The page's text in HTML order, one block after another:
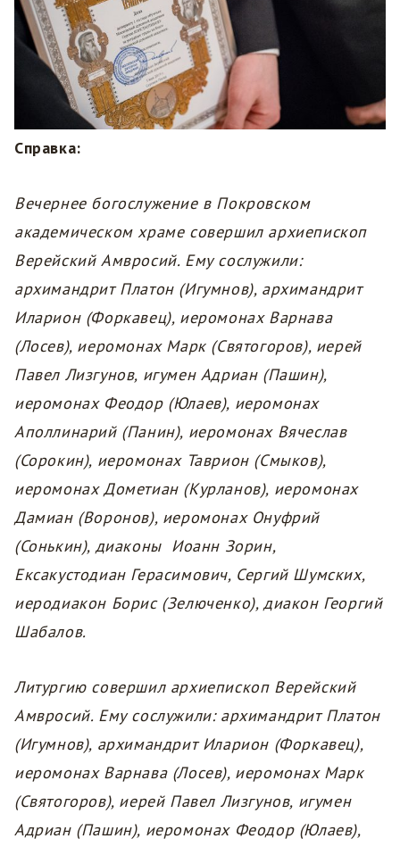
Справка:
Вечернее богослужение в Покровском
академическом храме совершил архиепископ
Верейский Амвросий. Ему сослужили:
архимандрит Платон (Игумнов), архимандрит
Иларион (Форкавец), иеромонах Варнава
(Лосев), иеромонах Марк (Святогоров), иерей
Павел Лизгунов, игумен Адриан (Пашин),
иеромонах Феодор (Юлаев), иеромонах
Аполлинарий (Панин), иеромонах Вячеслав
(Сорокин), иеромонах Таврион (Смыков),
иеромонах Дометиан (Курланов), иеромонах
Дамиан (Воронов), иеромонах Онуфрий
(Сонькин), диаконы Иоанн Зорин,
Ексакустодиан Герасимович, Сергий Шумских,
иеродиакон Борис (Зелюченко), диакон Георгий
Шабалов.
Литургию совершил архиепископ Верейский
Амвросий. Ему сослужили: архимандрит Платон
(Игумнов), архимандрит Иларион (Форкавец),
иеромонах Варнава (Лосев), иеромонах Марк
(Святогоров), иерей Павел Лизгунов, игумен
Адриан (Пашин), иеромонах Феодор (Юлаев),